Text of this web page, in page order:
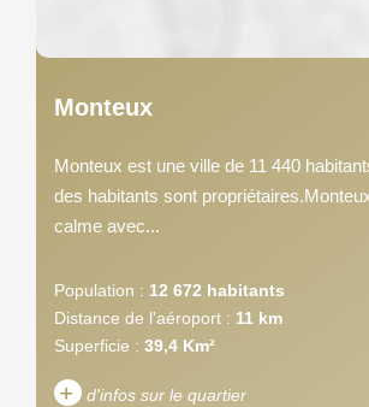
Monteux
Monteux est une ville de 11 440
des habitants sont
calme avec...
Population : 12 672 habitants
Distance de l'aéroport : 11 km
Superficie : 39,4 Km²
+ d'infos sur le quartier